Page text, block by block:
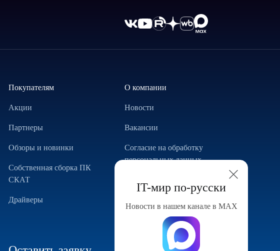
IT-мир по-русски
Новости в нашем канале в МАХ
Покупателям
Акции
Партнеры
Обзоры и новинки
Собственная сборка ПК
СКАТ
Драйверы
О компании
Новости
Вакансии
Согласие на обработку
персональных данных
Конфигуратор компьютера